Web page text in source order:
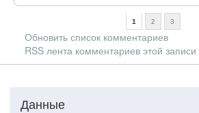
1 2 3
Обновить список комментариев
RSS лента комментариев этой записи
Данные